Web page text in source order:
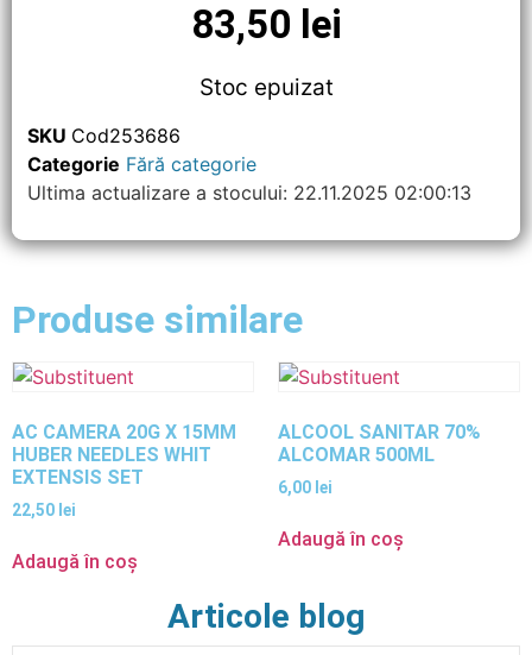
83,50 lei
Stoc epuizat
SKU Cod253686
Categorie Fără categorie
Ultima actualizare a stocului: 22.11.2025 02:00:13
Produse similare
AC CAMERA 20G X 15MM
HUBER NEEDLES WHIT
EXTENSIS SET
22,50 lei
Adaugă în coș
ALCOOL SANITAR 70%
ALCOMAR 500ML
6,00 lei
Adaugă în coș
Articole blog